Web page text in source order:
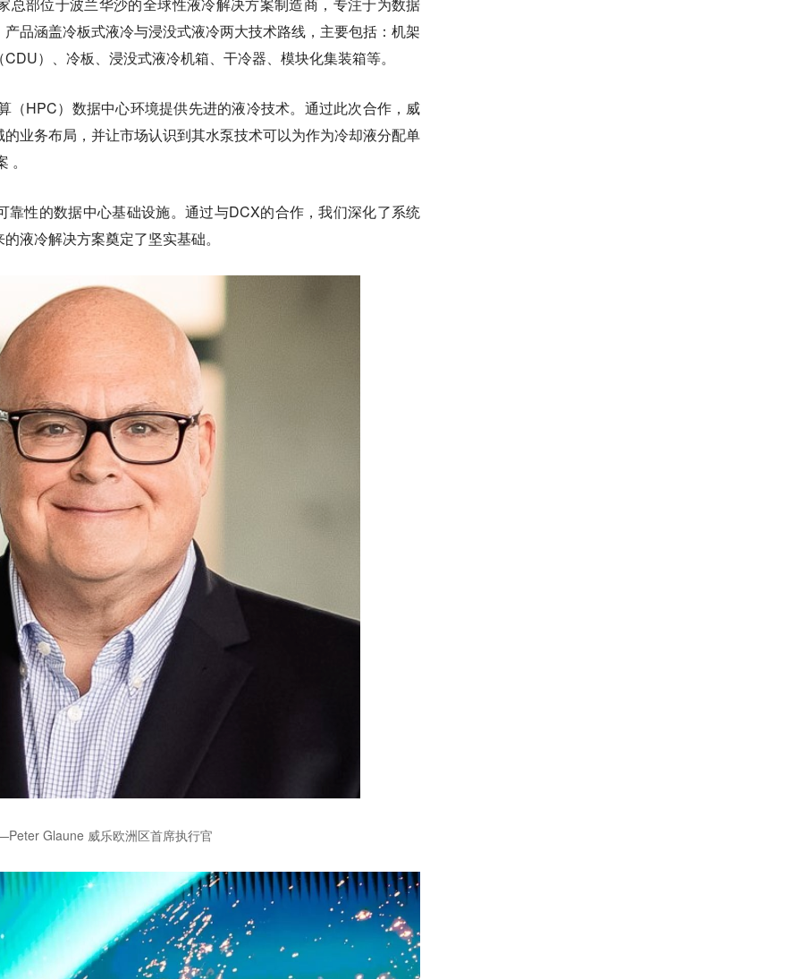
总部位于波兰华沙的全球性液冷解决方案制造商，专注于为数据
品涵盖冷板式液冷与浸没式液冷两大技术路线，主要包括：机架
）、冷板、浸没式液冷机箱、干冷器、模块化集装箱等。
（HPC）数据中心环境提供先进的液冷技术。通过此次合作，威
业务布局，并让市场认识到其水泵技术可以为作为冷却液分配单
靠性的数据中心基础设施。通过与DCX的合作，我们深化了系统
液冷解决方案奠定了坚实基础。
Glaune 威乐欧洲区首席执行官